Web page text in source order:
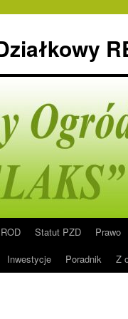
Statut PZD Prawo
Inwestycje Poradnik Z